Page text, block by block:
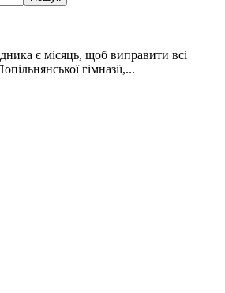
є місяць, щоб виправити всі
гімназії,...